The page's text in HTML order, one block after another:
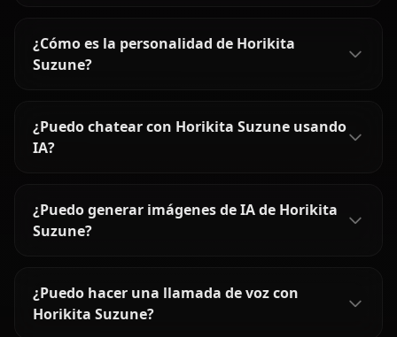
¿Cómo es la personalidad de Horikita
Suzune?
¿Puedo chatear con Horikita Suzune usando
IA?
¿Puedo generar imágenes de IA de Horikita
Suzune?
¿Puedo hacer una llamada de voz con
Horikita Suzune?